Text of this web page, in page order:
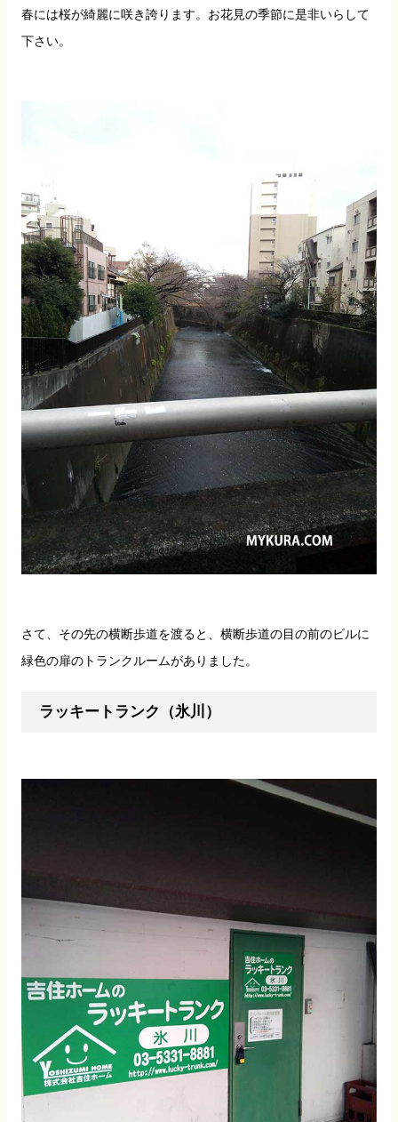
春には桜が綺麗に咲き誇ります。お花見の季節に是非いらして
下さい。
さて、その先の横断歩道を渡ると、横断歩道の目の前のビルに
緑色の扉のトランクルームがありました。
ラッキートランク（氷川）